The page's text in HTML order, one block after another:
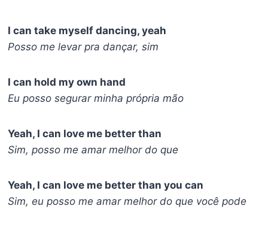
I can take myself dancing, yeah
Posso me levar pra dançar, sim
I can hold my own hand
Eu posso segurar minha própria mão
Yeah, I can love me better than
Sim, posso me amar melhor do que
Yeah, I can love me better than you can
Sim, eu posso me amar melhor do que você pode